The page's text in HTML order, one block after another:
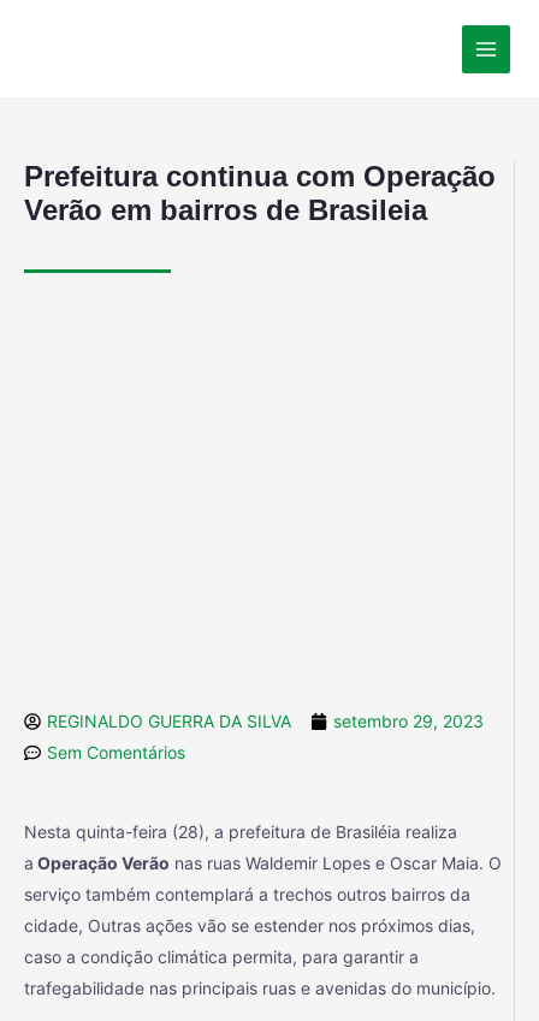
Prefeitura continua com Operação
Verão em bairros de Brasileia
REGINALDO GUERRA DA SILVA
setembro 29, 2023
Sem Comentários
Nesta quinta-feira (28), a prefeitura de Brasiléia realiza
a Operação Verão nas ruas Waldemir Lopes e Oscar Maia. O
serviço também contemplará a trechos outros bairros da
cidade, Outras ações vão se estender nos próximos dias,
caso a condição climática permita, para garantir a
trafegabilidade nas principais ruas e avenidas do município.